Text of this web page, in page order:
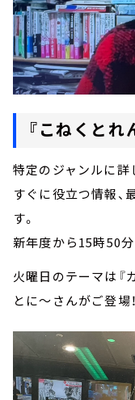
『こねくとれ
特定のジャンルに詳
すぐに役立つ情報、
す。
新年度から15時50分
火曜日のテーマは『
とに～さんがご登場！